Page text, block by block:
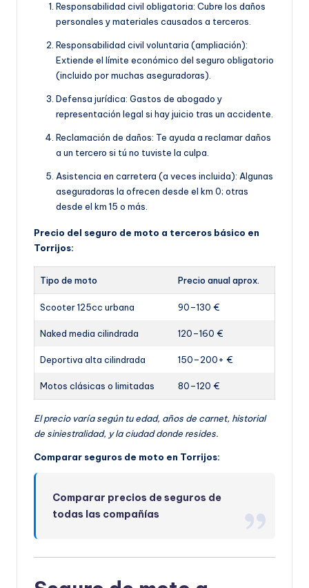
Responsabilidad civil obligatoria: Cubre los daños
personales y materiales causados a terceros.
Responsabilidad civil voluntaria (ampliación):
Extiende el límite económico del seguro obligatorio
(incluido por muchas aseguradoras).
Defensa jurídica: Gastos de abogado y
representación legal si hay juicio tras un accidente.
Reclamación de daños: Te ayuda a reclamar daños
a un tercero si tú no tuviste la culpa.
Asistencia en carretera (a veces incluida): Algunas
aseguradoras la ofrecen desde el km 0; otras
desde el km 15 o más.
Precio del seguro de moto a terceros básico en
Torrijos:
Tipo de moto Precio anual aprox.
Scooter 125cc urbana 90–130 €
Naked media cilindrada 120–160 €
Deportiva alta cilindrada 150–200+ €
Motos clásicas o limitadas 80–120 €
El precio varía según tu edad, años de carnet, historial
de siniestralidad, y la ciudad donde resides.
Comparar seguros de moto en Torrijos:
Comparar precios de seguros de
todas las compañías